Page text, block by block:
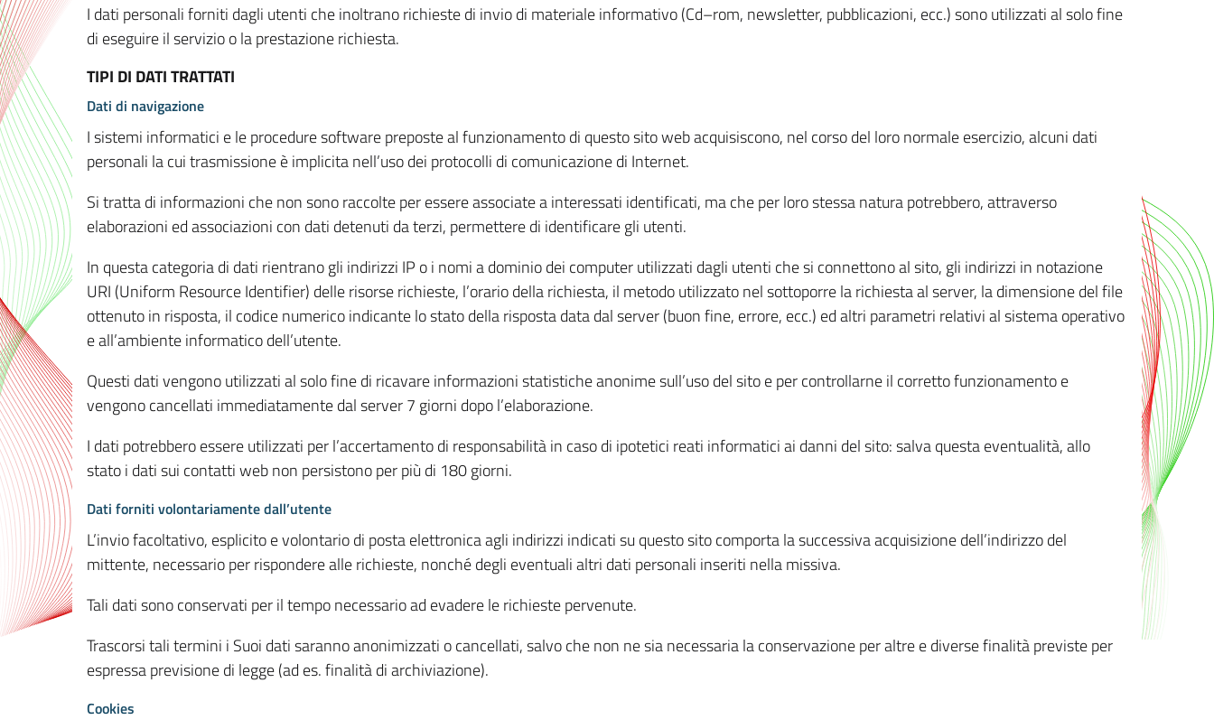
I dati personali forniti dagli utenti che inoltrano richieste di invio di materiale informativo (Cd–rom, newsletter, pubblicazioni, ecc.) sono utilizzati al solo fine
di eseguire il servizio o la prestazione richiesta.
TIPI DI DATI TRATTATI
Dati di navigazione
I sistemi informatici e le procedure software preposte al funzionamento di questo sito web acquisiscono, nel corso del loro normale esercizio, alcuni dati
personali la cui trasmissione è implicita nell’uso dei protocolli di comunicazione di Internet.
Si tratta di informazioni che non sono raccolte per essere associate a interessati identificati, ma che per loro stessa natura potrebbero, attraverso
elaborazioni ed associazioni con dati detenuti da terzi, permettere di identificare gli utenti.
In questa categoria di dati rientrano gli indirizzi IP o i nomi a dominio dei computer utilizzati dagli utenti che si connettono al sito, gli indirizzi in notazione
URI (Uniform Resource Identifier) delle risorse richieste, l’orario della richiesta, il metodo utilizzato nel sottoporre la richiesta al server, la dimensione del file
ottenuto in risposta, il codice numerico indicante lo stato della risposta data dal server (buon fine, errore, ecc.) ed altri parametri relativi al sistema operativo
e all’ambiente informatico dell’utente.
Questi dati vengono utilizzati al solo fine di ricavare informazioni statistiche anonime sull’uso del sito e per controllarne il corretto funzionamento e
vengono cancellati immediatamente dal server 7 giorni dopo l’elaborazione.
I dati potrebbero essere utilizzati per l’accertamento di responsabilità in caso di ipotetici reati informatici ai danni del sito: salva questa eventualità, allo
stato i dati sui contatti web non persistono per più di 180 giorni.
Dati forniti volontariamente dall’utente
L’invio facoltativo, esplicito e volontario di posta elettronica agli indirizzi indicati su questo sito comporta la successiva acquisizione dell’indirizzo del
mittente, necessario per rispondere alle richieste, nonché degli eventuali altri dati personali inseriti nella missiva.
Tali dati sono conservati per il tempo necessario ad evadere le richieste pervenute.
Trascorsi tali termini i Suoi dati saranno anonimizzati o cancellati, salvo che non ne sia necessaria la conservazione per altre e diverse finalità previste per
espressa previsione di legge (ad es. finalità di archiviazione).
Cookies